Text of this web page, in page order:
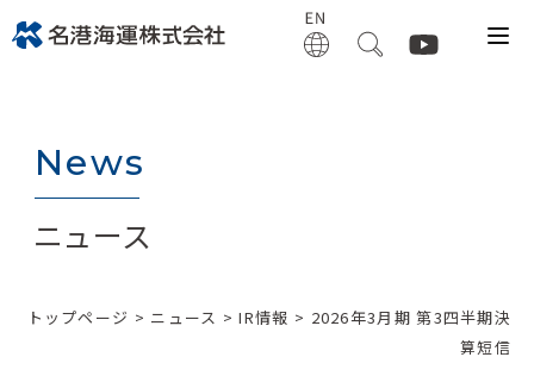
News
ニュース
トップページ > ニュース >IR情報 > 2026年3月期 第3四半期決
算短信